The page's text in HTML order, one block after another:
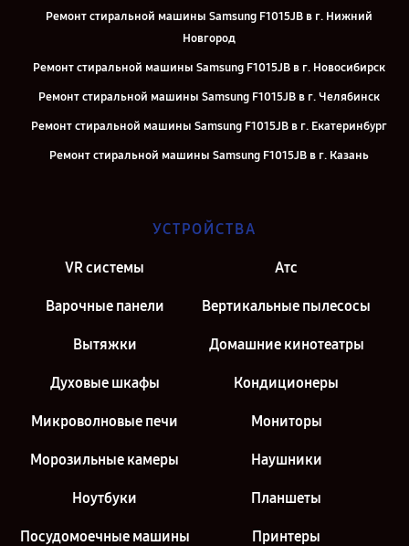
Ремонт стиральной машины Samsung F1015JB в г. Нижний
Новгород
Ремонт стиральной машины Samsung F1015JB в г. Новосибирск
Ремонт стиральной машины Samsung F1015JB в г. Челябинск
Ремонт стиральной машины Samsung F1015JB в г. Екатеринбург
Ремонт стиральной машины Samsung F1015JB в г. Казань
УСТРОЙСТВА
VR системы Атс
Варочные панели Вертикальные пылесосы
Вытяжки Домашние кинотеатры
Духовые шкафы Кондиционеры
Микроволновые печи Мониторы
Морозильные камеры Наушники
Ноутбуки Планшеты
Посудомоечные машины Принтеры